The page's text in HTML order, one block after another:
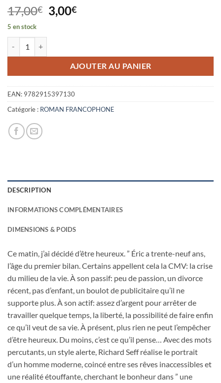
17,00€ Le
prix
17,00€.
3,00€Le
3,00€.
5 en stock
AJOUTER AU PANIER
EAN: 9782915397130
Catégorie : ROMAN FRANCOPHONE
DESCRIPTION
INFORMATIONS COMPLÉMENTAIRES
DIMENSIONS & POIDS
Ce matin, j’ai décidé d’être heureux. ” Éric a trente-neuf ans,
l’âge du premier bilan. Certains appellent cela la CMV: la crise
du milieu de la vie. À son passif: peu de passion, un divorce
récent, pas d’enfant, un boulot de publicitaire qu’il ne
supporte plus. À son actif: assez d’argent pour arrêter de
travailler quelque temps, la liberté, la possibilité de faire enfin
ce qu’il veut de sa vie. À présent, plus rien ne peut l’empêcher
d’être heureux. Du moins, c’est ce qu’il pense… Avec des mots
percutants, un style alerte, Richard Seff réalise le portrait
d’un homme moderne, coincé entre ses rêves inaccessibles et
une réalité étouffante, cherchant le bonheur dans ” une